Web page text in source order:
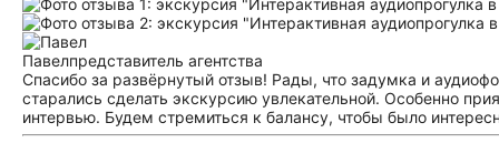
Павелпредставитель агентства
Спасибо за развёрнутый отзыв! Рады, что задумка и
старались сделать экскурсию увлекательной. Особенно
интервью. Будем стремиться к балансу, чтобы было